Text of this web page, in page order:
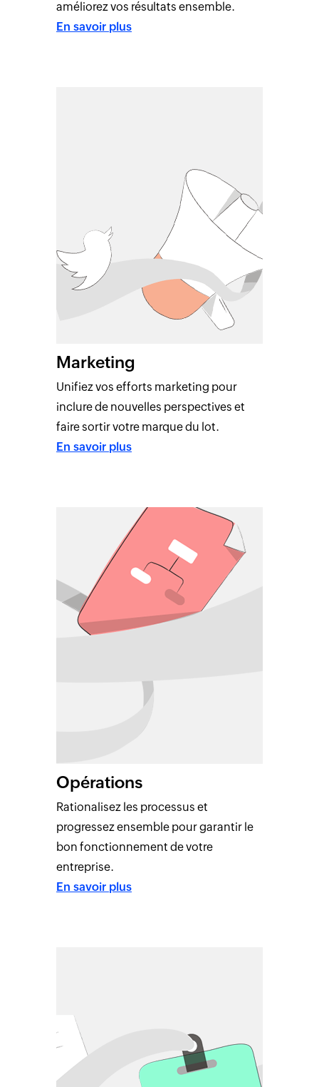
améliorez vos résultats ensemble.
En savoir plus
Marketing
Unifiez vos efforts marketing pour
inclure de nouvelles perspectives et
faire sortir votre marque du lot.
En savoir plus
Opérations
Rationalisez les processus et
progressez ensemble pour garantir le
bon fonctionnement de votre
entreprise.
En savoir plus